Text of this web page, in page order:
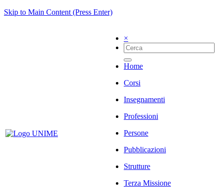
Skip to Main Content (Press Enter)
×
Home
Corsi
Insegnamenti
Professioni
Persone
Pubblicazioni
Strutture
Terza Missione